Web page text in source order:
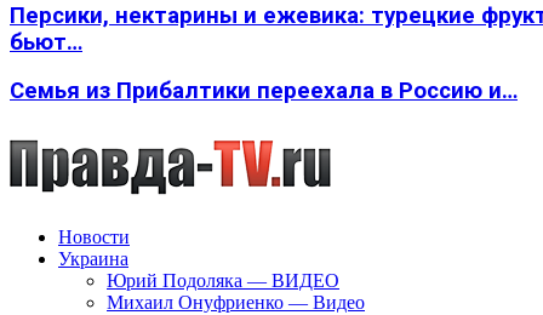
Персики, нектарины и ежевика: турецкие
бьют…
Семья из Прибалтики переехала в Россию и…
Новости
Украина
Юрий Подоляка — ВИДЕО
Михаил Онуфриенко — Видео